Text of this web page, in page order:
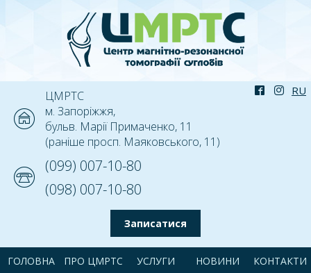
ЦМРТС
м. Запоріжжя,
бульв. Марії Примаченко, 11
(раніше просп. Маяковського, 11)
(099) 007-10-80
(098) 007-10-80
Записатися
ГОЛОВНА ПРО ЦМРТС УСЛУГИ НОВИНИ КОНТАКТИ